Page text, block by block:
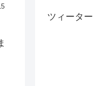
ツィーター